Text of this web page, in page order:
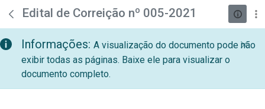
Pular para o Conteúdo principal
teste descricao
Edital de Correição nº 005-2021
Informações: A visualização do documento pode não
exibir todas as páginas. Baixe ele para visualizar o
documento completo.